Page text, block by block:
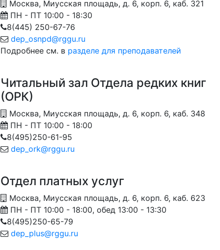
Москва, Миусская площадь, д. 6, корп. 6, каб. 321
ПН - ПТ 10:00 - 18:30
8(445) 250-67-76
dep_osnpd@rggu.ru
Подробнее см. в разделе для преподавателей
Читальный зал Отдела редких книг
(ОРК)
Москва, Миусская площадь, д. 6, корп. 6, каб. 348
ПН - ПТ 10:00 - 18:00
8(495)250-61-95
dep_ork@rggu.ru
Отдел платных услуг
Москва, Миусская площадь, д. 6, корп. 6, каб. 623
ПН - ПТ 10:00 - 18:00, обед 13:00 - 13:30
8(495)250-65-79
dep_plus@rggu.ru